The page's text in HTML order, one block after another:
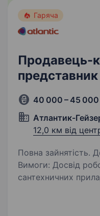
Гаряча
Продавець-
40 000 – 45 000
Атлантик-
12,0 км від
Повна зайнятість.
Вимоги: Досвід роботи в продажах
сантехничних